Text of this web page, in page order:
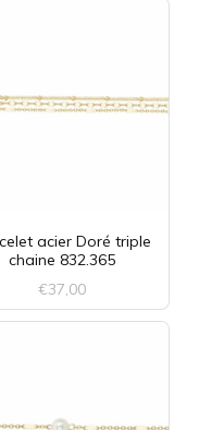
acier Doré triple
chaine 832.365
€37,00